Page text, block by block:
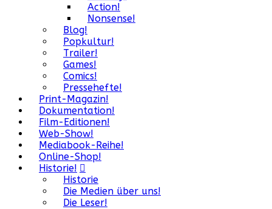
Action!
Nonsense!
Blog!
Popkultur!
Trailer!
Games!
Comics!
Pressehefte!
Print-Magazin!
Dokumentation!
Film-Editionen!
Web-Show!
Mediabook-Reihe!
Online-Shop!
Historie!
Historie
Die Medien über uns!
Die Leser!